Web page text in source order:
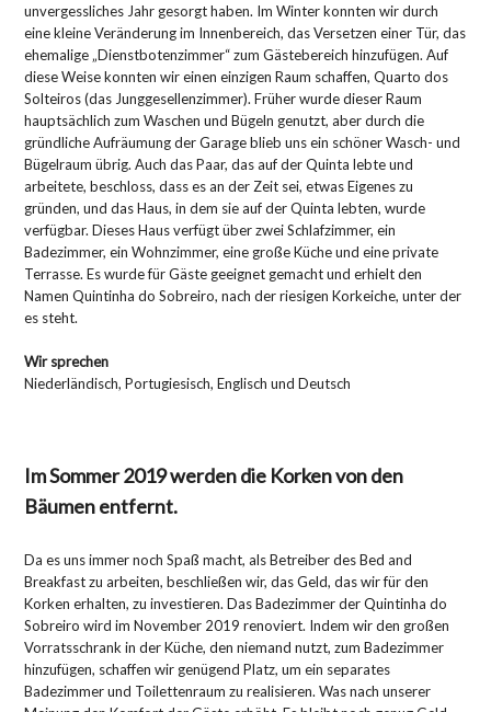
unvergessliches Jahr gesorgt haben. Im Winter konnten wir durch
eine kleine Veränderung im Innenbereich, das Versetzen einer Tür, das
ehemalige „Dienstbotenzimmer“ zum Gästebereich hinzufügen. Auf
diese Weise konnten wir einen einzigen Raum schaffen, Quarto dos
Solteiros (das Junggesellenzimmer). Früher wurde dieser Raum
hauptsächlich zum Waschen und Bügeln genutzt, aber durch die
gründliche Aufräumung der Garage blieb uns ein schöner Wasch- und
Bügelraum übrig. Auch das Paar, das auf der Quinta lebte und
arbeitete, beschloss, dass es an der Zeit sei, etwas Eigenes zu
gründen, und das Haus, in dem sie auf der Quinta lebten, wurde
verfügbar. Dieses Haus verfügt über zwei Schlafzimmer, ein
Badezimmer, ein Wohnzimmer, eine große Küche und eine private
Terrasse. Es wurde für Gäste geeignet gemacht und erhielt den
Namen Quintinha do Sobreiro, nach der riesigen Korkeiche, unter der
es steht.
Wir sprechen
Niederländisch, Portugiesisch, Englisch und Deutsch
Im Sommer 2019 werden die Korken von den
Bäumen entfernt.
Da es uns immer noch Spaß macht, als Betreiber des Bed and
Breakfast zu arbeiten, beschließen wir, das Geld, das wir für den
Korken erhalten, zu investieren. Das Badezimmer der Quintinha do
Sobreiro wird im November 2019 renoviert. Indem wir den großen
Vorratsschrank in der Küche, den niemand nutzt, zum Badezimmer
hinzufügen, schaffen wir genügend Platz, um ein separates
Badezimmer und Toilettenraum zu realisieren. Was nach unserer